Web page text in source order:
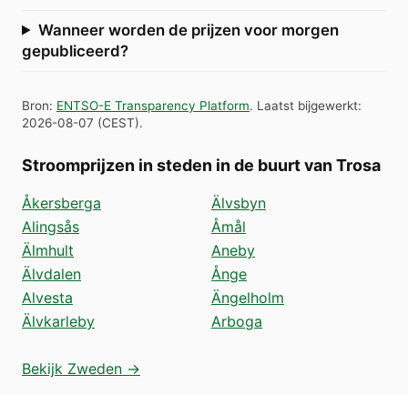
Wanneer worden de prijzen voor morgen
gepubliceerd?
Bron: ENTSO-E Transparency Platform. Laatst bijgewerkt:
2026-08-07 (CEST).
Stroomprijzen in steden in de buurt van Trosa
Åkersberga
Alingsås
Älmhult
Älvdalen
Alvesta
Älvkarleby
Älvsbyn
Åmål
Aneby
Ånge
Ängelholm
Arboga
Bekijk Zweden →